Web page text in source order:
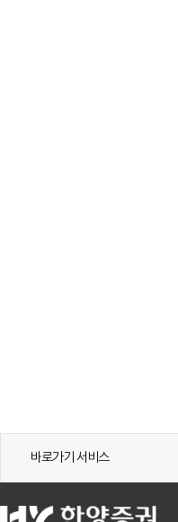
바로가기 서비스